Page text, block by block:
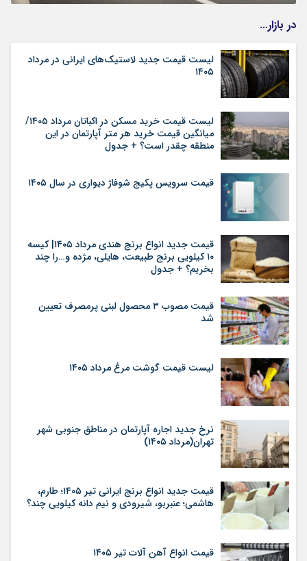
در بازار…
لیست قیمت جدید لاستیک‌های ایرانی در مرداد
۱۴۰۵
لیست قیمت خرید مسکن در اکباتان مرداد ۱۴۰۵/
میانگین قیمت خرید هر متر آپارتمان در این
منطقه چقدر است؟ + جدول
قیمت سرویس پکیج شوفاژ دیواری در سال ۱۴۰۵
قیمت جدید انواع برنج هندی مرداد ۱۴۰۵| کیسه
۱۰ کیلویی برنج طبیعت، هایلی، مژده و…را چند
بخریم؟ + جدول
قیمت مصوب ۳ محصول لبنی پرمصرف تعیین
شد
لیست قیمت گوشت مرغ مرداد ۱۴۰۵
نرخ جدید اجاره آپارتمان در مناطق جنوبی شهر
تهران(مرداد ۱۴۰۵)
قیمت جدید انواع برنج ایرانی تیر ۱۴۰۵؛ طارم،
هاشمی؛ عنبربو، شیرودی و نیم دانه کیلویی چند؟
قیمت انواع آهن آلات تیر ۱۴۰۵